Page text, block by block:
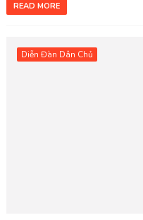
READ MORE
Diễn Đàn Dân Chủ